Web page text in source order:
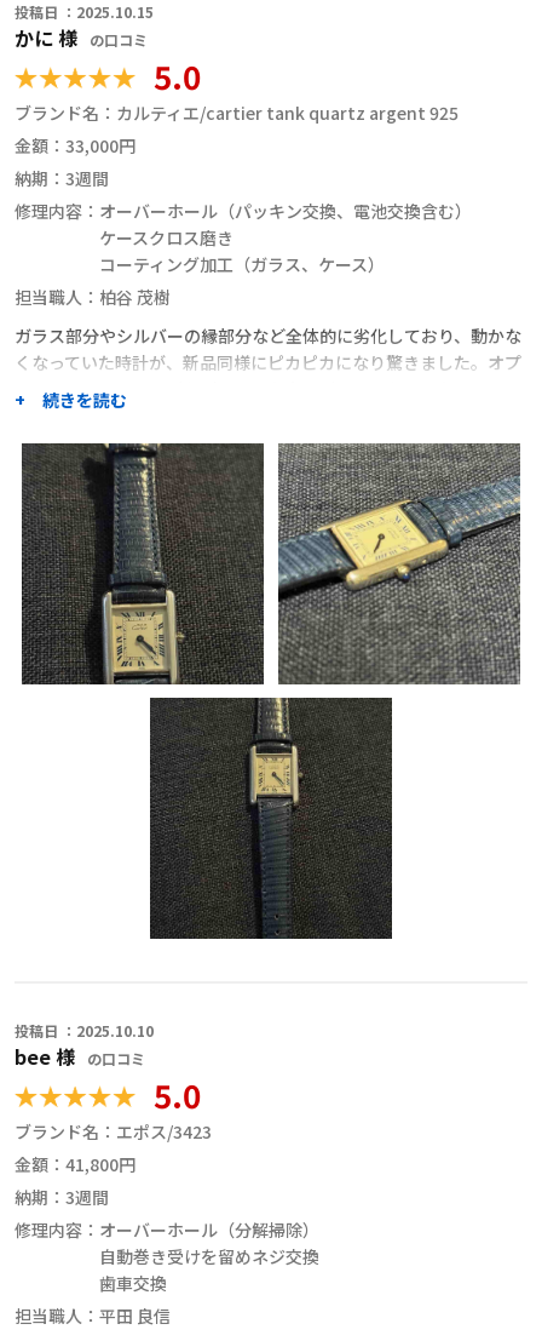
投稿日 ：2025.10.15
かに 様 の口コミ
5.0
ブランド名： カルティエ/cartier tank quartz argent 925
金額： 33,000円
納期： 3週間
修理内容： オーバーホール（パッキン交換、電池交換含む）
ケースクロス磨き
コーティング加工（ガラス、ケース）
担当職人： 柏谷 茂樹
ガラス部分やシルバーの縁部分など全体的に劣化しており、動かな
くなっていた時計が、新品同様にピカピカになり驚きました。オプ
ションのコーティングも（いろんな意見があるかもしれないです
が）個人的にお願いして本当によかったです。ありがとうございま
した。
職人からのコメント
+ 続きを読む
投稿日 ：2025.10.10
bee 様 の口コミ
5.0
ブランド名： エポス/3423
金額： 41,800円
納期： 3週間
修理内容： オーバーホール（分解掃除）
自動巻き受けを留めネジ交換
歯車交換
担当職人： 平田 良信